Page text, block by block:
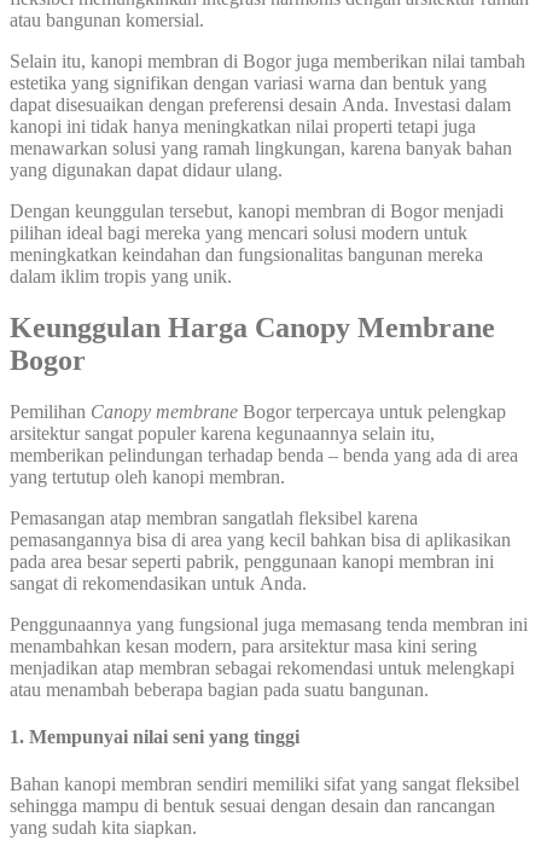
atau bangunan komersial.
Selain itu, kanopi membran di Bogor juga memberikan nilai tambah
estetika yang signifikan dengan variasi warna dan bentuk yang
dapat disesuaikan dengan preferensi desain Anda. Investasi dalam
kanopi ini tidak hanya meningkatkan nilai properti tetapi juga
menawarkan solusi yang ramah lingkungan, karena banyak bahan
yang digunakan dapat didaur ulang.
Dengan keunggulan tersebut, kanopi membran di Bogor menjadi
pilihan ideal bagi mereka yang mencari solusi modern untuk
meningkatkan keindahan dan fungsionalitas bangunan mereka
dalam iklim tropis yang unik.
Keunggulan Harga Canopy Membrane
Bogor
Pemilihan Canopy membrane Bogor terpercaya untuk pelengkap
arsitektur sangat populer karena kegunaannya selain itu,
memberikan pelindungan terhadap benda – benda yang ada di area
yang tertutup oleh kanopi membran.
Pemasangan atap membran sangatlah fleksibel karena
pemasangannya bisa di area yang kecil bahkan bisa di aplikasikan
pada area besar seperti pabrik, penggunaan kanopi membran ini
sangat di rekomendasikan untuk Anda.
Penggunaannya yang fungsional juga memasang tenda membran ini
menambahkan kesan modern, para arsitektur masa kini sering
menjadikan atap membran sebagai rekomendasi untuk melengkapi
atau menambah beberapa bagian pada suatu bangunan.
1. Mempunyai nilai seni yang tinggi
Bahan kanopi membran sendiri memiliki sifat yang sangat fleksibel
sehingga mampu di bentuk sesuai dengan desain dan rancangan
yang sudah kita siapkan.